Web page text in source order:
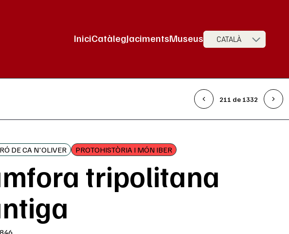
CATALÀ
Navegació principal
IniciCatàlegJacimentsMuseus
211 de 1332
DE CA N'OLIVER PROTOHISTÒRIA I MÓN IBER
tripolitana